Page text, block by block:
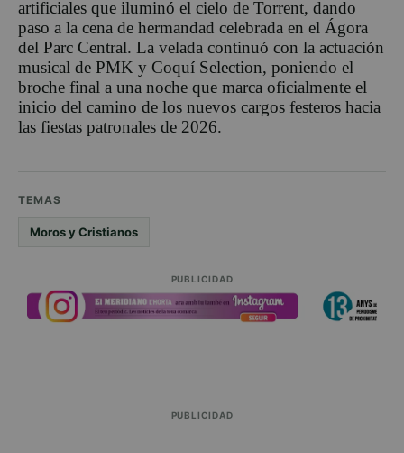
artificiales que iluminó el cielo de Torrent, dando
paso a la cena de hermandad celebrada en el Ágora
del Parc Central. La velada continuó con la actuación
musical de PMK y Coquí Selection, poniendo el
broche final a una noche que marca oficialmente el
inicio del camino de los nuevos cargos festeros hacia
las fiestas patronales de 2026.
TEMAS
Moros y Cristianos
PUBLICIDAD
PUBLICIDAD